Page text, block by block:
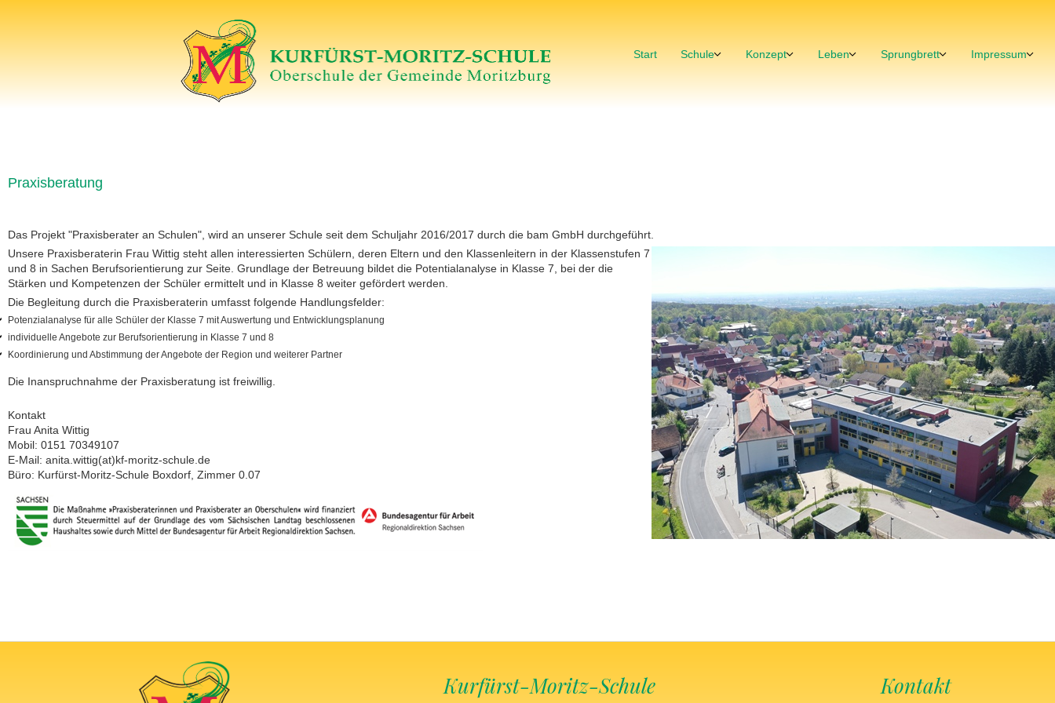
Start Schule Konzept Leben Sprungbrett Impressum
Praxisberatung
Das Projekt "Praxisberater an Schulen", wird an unserer Schule seit dem Schuljahr 2016/2017 durch die bam GmbH durchgeführt.
Unsere Praxisberaterin Frau Wittig steht allen interessierten Schülern, deren Eltern und den Klassenleitern in der Klassenstufen 7
und 8 in Sachen Berufsorientierung zur Seite. Grundlage der Betreuung bildet die Potentialanalyse in Klasse 7, bei der die
Stärken und Kompetenzen der Schüler ermittelt und in Klasse 8 weiter gefördert werden.
Die Begleitung durch die Praxisberaterin umfasst folgende Handlungsfelder:
Potenzialanalyse für alle Schüler der Klasse 7 mit Auswertung und Entwicklungsplanung
individuelle Angebote zur Berufsorientierung in Klasse 7 und 8
Koordinierung und Abstimmung der Angebote der Region und weiterer Partner
Die Inanspruchnahme der Praxisberatung ist freiwillig.
Kontakt
Frau Anita Wittig
Mobil: 0151 70349107
E-Mail: anita.wittig(at)kf-moritz-schule.de
Büro: Kurfürst-Moritz-Schule Boxdorf, Zimmer 0.07
Kurfürst-Moritz-Schule Kontakt